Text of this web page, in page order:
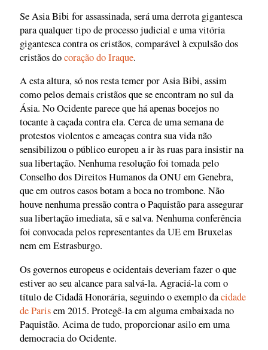
Se Asia Bibi for assassinada, será uma derrota gigantesca
para qualquer tipo de processo judicial e uma vitória
gigantesca contra os cristãos, comparável à expulsão dos
cristãos docoração do Iraque.
A esta altura, só nos resta temer por Asia Bibi, assim
como pelos demais cristãos que se encontram no sul da
Ásia. No Ocidente parece que há apenas bocejos no
tocante à caçada contra ela. Cerca de uma semana de
protestos violentos e ameaças contra sua vida não
sensibilizou o público europeu a ir às ruas para insistir na
sua libertação. Nenhuma resolução foi tomada pelo
Conselho dos Direitos Humanos da ONU em Genebra,
que em outros casos botam a boca no trombone. Não
houve nenhuma pressão contra o Paquistão para assegurar
sua libertação imediata, sã e salva. Nenhuma conferência
foi convocada pelos representantes da UE em Bruxelas
nem em Estrasburgo.
Os governos europeus e ocidentais deveriam fazer o que
estiver ao seu alcance para salvá-la. Agraciá-la com o
título de Cidadã Honorária, seguindo o exemplo dacidade
de Parisem 2015. Protegê-la em alguma embaixada no
Paquistão. Acima de tudo, proporcionar asilo em uma
democracia do Ocidente.